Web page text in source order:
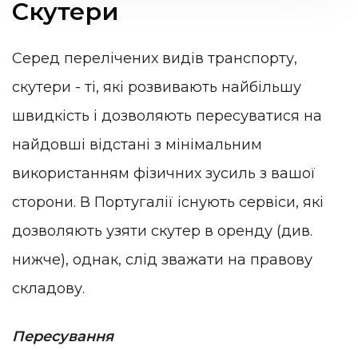
Скутери
Серед перелічених видів транспорту,
скутери - ті, які розвивають найбільшу
швидкість і дозволяють пересуватися на
найдовші відстані з мінімальним
використанням фізичних зусиль з вашої
сторони. В Португалії існують сервіси, які
дозволяють узяти скутер в оренду (див.
нижче), однак, слід зважати на правову
складову.
Пересування